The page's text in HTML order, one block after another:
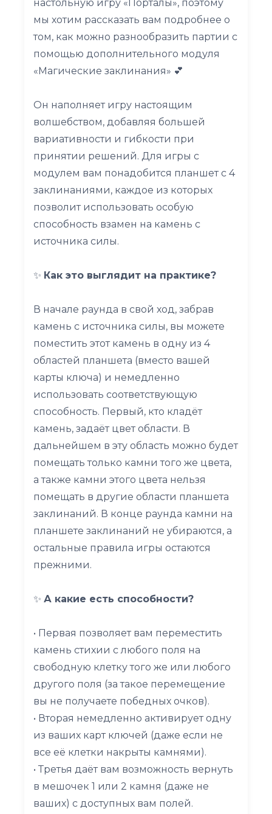
настольную игру «Порталы», поэтому
мы хотим рассказать вам подробнее о
том, как можно разнообразить партии с
помощью дополнительного модуля
«Магические заклинания» 💕
Он наполняет игру настоящим
волшебством, добавляя большей
вариативности и гибкости при
принятии решений. Для игры с
модулем вам понадобится планшет с 4
заклинаниями, каждое из которых
позволит использовать особую
способность взамен на камень с
источника силы.
✨ Как это выглядит на практике?
В начале раунда в свой ход, забрав
камень с источника силы, вы можете
поместить этот камень в одну из 4
областей планшета (вместо вашей
карты ключа) и немедленно
использовать соответствующую
способность. Первый, кто кладёт
камень, задаёт цвет области. В
дальнейшем в эту область можно будет
помещать только камни того же цвета,
а также камни этого цвета нельзя
помещать в другие области планшета
заклинаний. В конце раунда камни на
планшете заклинаний не убираются, а
остальные правила игры остаются
прежними.
✨ А какие есть способности?
• Первая позволяет вам переместить
камень стихии с любого поля на
свободную клетку того же или любого
другого поля (за такое перемещение
вы не получаете победных очков).
• Вторая немедленно активирует одну
из ваших карт ключей (даже если не
все её клетки накрыты камнями).
• Третья даёт вам возможность вернуть
в мешочек 1 или 2 камня (даже не
ваших) с доступных вам полей.